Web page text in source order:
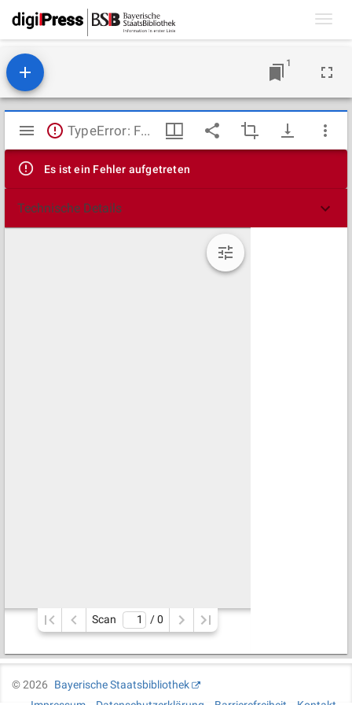
1
Mirador
Viewer
TypeError: Failed to fetch
Es ist ein Fehler aufgetreten
Technische Details
Scan / 0
©2026
Bayerische Staatsbibliothek